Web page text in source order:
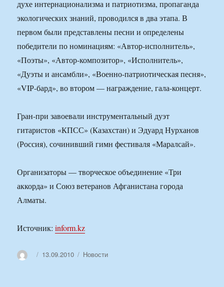
духе интернационализма и патриотизма, пропаганда
экологических знаний, проводился в два этапа. В
первом были представлены песни и определены
победители по номинациям: «Автор-исполнитель»,
«Поэты», «Автор-композитор», «Исполнитель»,
«Дуэты и ансамбли», «Военно-патриотическая песня»,
«VIР-бард», во втором — награждение, гала-концерт.
Гран-при завоевали инструментальный дуэт
гитаристов «КПСС» (Казахстан) и Эдуард Нурханов
(Россия), сочинивший гимн фестиваля «Маралсай».
Организаторы — творческое объединение «Три
аккорда» и Союз ветеранов Афганистана города
Алматы.
Источник:inform.kz
АвторОпубликовано
13.09.2010 Рубрики
Новости